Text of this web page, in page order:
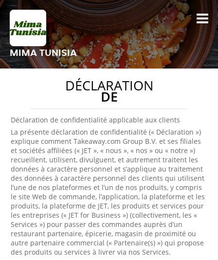
MIMA TUNISIA
DÉCLARATION
DE
Déclaration de confidentialité applicable aux clients
La présente déclaration de confidentialité (« Déclaration »)
explique comment Takeaway.com Group B.V. et ses filiales
et sociétés affiliées (« JET », « nous », « nos » ou « notre »)
recueillent, utilisent, divulguent, et autrement traitent les
données à caractère personnel et s’applique au traitement
des données à caractère personnel des clients qui utilisent
l’une de nos plateformes et l’un de nos produits, y compris
le site Web de commande, l’application, la plateforme et les
produits, la plateforme de JET, les produits et services pour
les entreprises (« JET for Business ») (collectivement, les «
Services ») pour passer des commandes auprès d’un
restaurant partenaire, épicerie, magasin de proximité ou
autre partenaire commercial (« Partenaire(s) ») qui propose
des produits ou services à livrer via nos Services.